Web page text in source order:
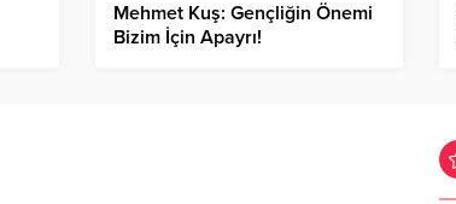
Mehmet Kuş: Gençliğin Önemi
Bizim İçin Apayrı!